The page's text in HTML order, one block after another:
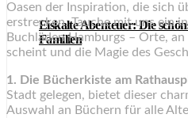
Eiskalte Abenteuer: Die
Familien
Oasen der Inspiration, die sich
erstrecken. Tauche mit uns ein
Buchläden Hamburgs – Orte,
scheint und die Magie des
1. Die Bücherkiste am
Stadt gelegen, bietet dieser
Auswahl an Büchern für alle